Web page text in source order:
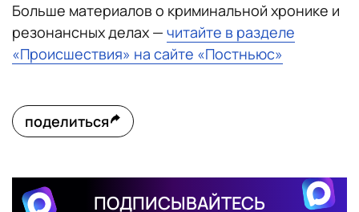
Больше материалов о криминальной хронике и
резонансных делах — читайте в разделе
«Происшествия» на сайте «Постньюс»
поделиться
ПОДПИСЫВАЙТЕСЬ